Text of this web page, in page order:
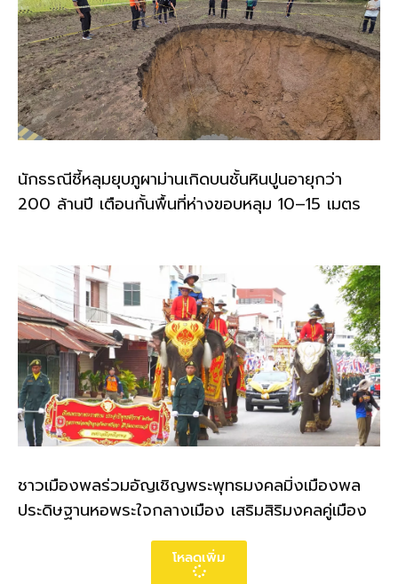
นักธรณีชี้หลุมยุบภูผาม่านเกิดบนชั้นหินปูนอายุกว่า
200 ล้านปี เตือนกั้นพื้นที่ห่างขอบหลุม 10–15 เมตร
ชาวเมืองพลร่วมอัญเชิญพระพุทธมงคลมิ่งเมืองพล
ประดิษฐานหอพระใจกลางเมือง เสริมสิริมงคลคู่เมือง
โหลดเพิ่ม